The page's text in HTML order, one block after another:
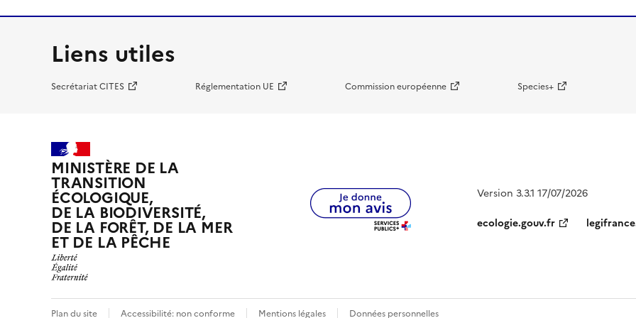
Liens utiles
Secrétariat CITES Réglementation UE Commission européenne Species+
MINISTÈRE DE LA
TRANSITION
ÉCOLOGIQUE,
DE LA BIODIVERSITÉ,
DE LA FORÊT, DE LA MER
ET DE LA PÊCHE
Version 3.3.1 17/07/2026
ecologie.gouv.fr
Plan du site Accessibilité: non conforme Mentions légales Données personnelles